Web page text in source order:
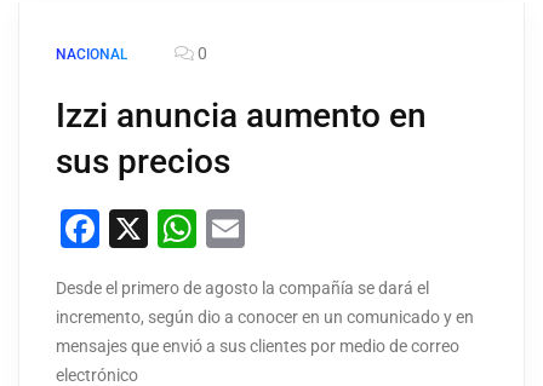
NACIONAL 0
Izzi anuncia aumento en
sus precios
Facebook
X WhatsApp
Desde el primero de agosto la compañía se dará el
incremento, según dio a conocer en un comunicado y en
mensajes que envió a sus clientes por medio de correo
electrónico